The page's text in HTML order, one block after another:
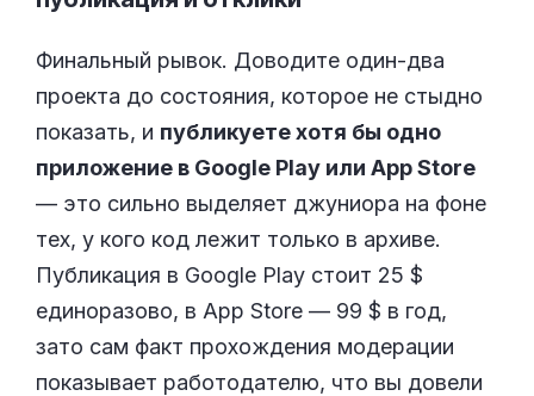
Финальный рывок. Доводите один-два
проекта до состояния, которое не стыдно
показать, и публикуете хотя бы одно
приложение в Google Play или App Store
— это сильно выделяет джуниора на фоне
тех, у кого код лежит только в архиве.
Публикация в Google Play стоит 25 $
единоразово, в App Store — 99 $ в год,
зато сам факт прохождения модерации
показывает работодателю, что вы довели